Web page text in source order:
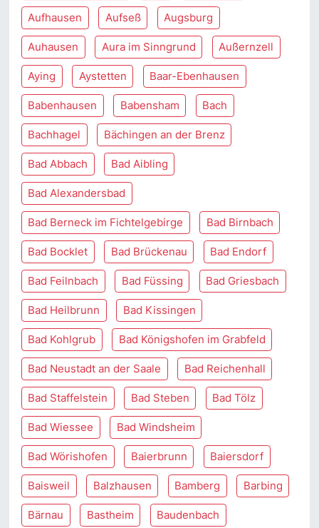
Aufhausen Aufseß Augsburg
Auhausen Aura im Sinngrund Außernzell
Aying Aystetten Baar-Ebenhausen
Babenhausen Babensham Bach
Bachhagel Bächingen an der Brenz
Bad Abbach Bad Aibling
Bad Alexandersbad
Bad Berneck im Fichtelgebirge Bad Birnbach
Bad Bocklet Bad Brückenau Bad Endorf
Bad Feilnbach Bad Füssing Bad Griesbach
Bad Heilbrunn Bad Kissingen
Bad Kohlgrub Bad Königshofen im Grabfeld
Bad Neustadt an der Saale Bad Reichenhall
Bad Staffelstein Bad Steben Bad Tölz
Bad Wiessee Bad Windsheim
Bad Wörishofen Baierbrunn Baiersdorf
Baisweil Balzhausen Bamberg Barbing
Bärnau Bastheim Baudenbach